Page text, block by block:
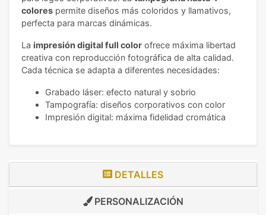
colores permite diseños más coloridos y llamativos,
perfecta para marcas dinámicas.
La impresión digital full color ofrece máxima libertad
creativa con reproducción fotográfica de alta calidad.
Cada técnica se adapta a diferentes necesidades:
Grabado láser: efecto natural y sobrio
Tampografía: diseños corporativos con color
Impresión digital: máxima fidelidad cromática
DETALLES
PERSONALIZACIÓN